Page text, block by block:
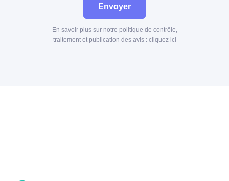
Envoyer
En savoir plus sur notre politique de contrôle,
traitement et publication des avis : cliquez ici